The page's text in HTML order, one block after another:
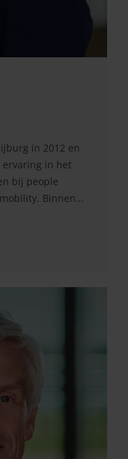
in 2012 en
in het
bij people
Binnen
en sociale
tot
advisering
Sandy staat
en haar
te vertalen.
rol als hoofd